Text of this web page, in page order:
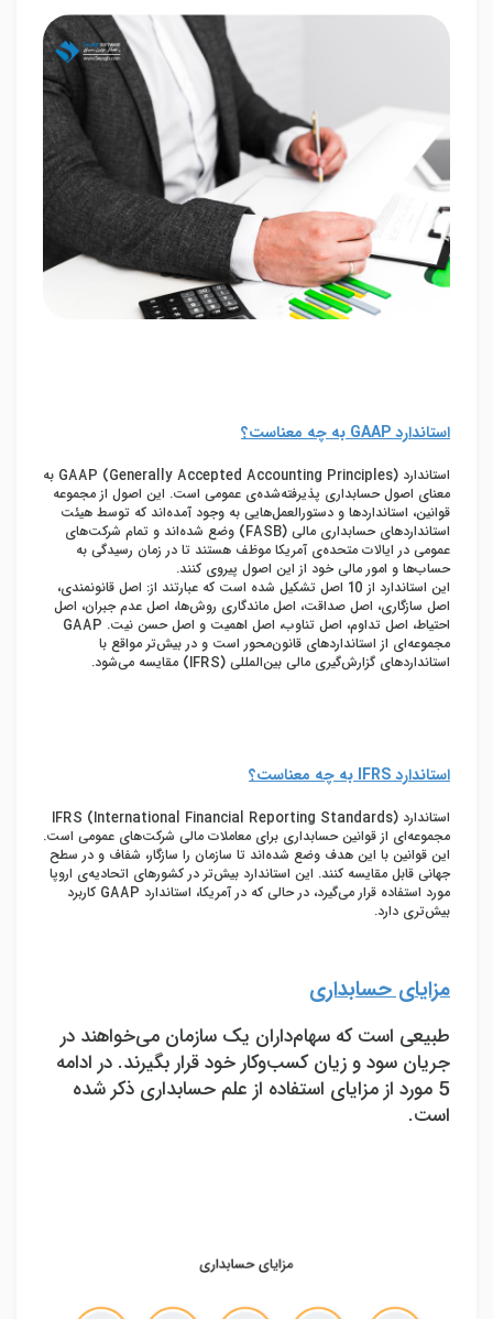
استانداردGAAPبه چه معناست؟
استاندارد GAAP (Generally Accepted Accounting Principles) به
معنای اصول حسابداری پذیرفته‌شده‌ی عمومی است. این اصول از مجموعه
قوانین، استانداردها و دستورالعمل‌هایی به وجود آمده‌اند که توسط هیئت
استانداردهای حسابداری مالی (FASB) وضع شده‌اند و تمام شرکت‌های
عمومی در ایالات متحده‌ی آمریکا موظف هستند تا در زمان رسیدگی به
حساب‌ها و امور مالی خود از این اصول پیروی کنند.
این استاندارد از 10 اصل تشکیل شده است که عبارتند از: اصل قانونمندی،
اصل سازگاری، اصل صداقت، اصل ماندگاری روش‌ها، اصل عدم جبران، اصل
احتیاط، اصل تداوم، اصل تناوب، اصل اهمیت و اصل حسن نیت. GAAP
مجموعه‌ای از استانداردهای قانون‌محور است و در بیش‌تر مواقع با
استانداردهای گزارش‌گیری مالی بین‌المللی (IFRS) مقایسه می‌شود.
استانداردIFRSبه چه معناست؟
استاندارد IFRS (International Financial Reporting Standards)
مجموعه‌ای از قوانین حسابداری برای معاملات مالی شرکت‌های عمومی است.
این قوانین با این هدف وضع شده‌اند تا سازمان را سازگار، شفاف و در سطح
جهانی قابل مقایسه کنند. این استاندارد بیش‌تر در کشورهای اتحادیه‌ی اروپا
مورد استفاده قرار می‌گیرد، در حالی که در آمریکا، استاندارد GAAP کاربرد
بیش‌تری دارد.
مزایای حسابداری
طبیعی است که سهام‌داران یک سازمان می‌خواهند در
جریان سود و زیان کسب‌وکار خود قرار بگیرند. در ادامه
5 مورد از مزایای استفاده از علم حسابداری ذکر شده
است.